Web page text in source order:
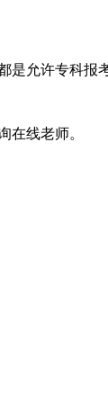
允许专科报
在线老师。